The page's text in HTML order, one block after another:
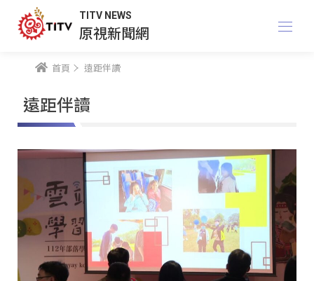
TITV NEWS
原視新聞網
首頁 遠距伴讀
遠距伴讀